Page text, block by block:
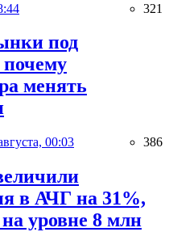
321
под
почему
менять
00:03 386
в АЧГ на 31%,
уровне 8 млн